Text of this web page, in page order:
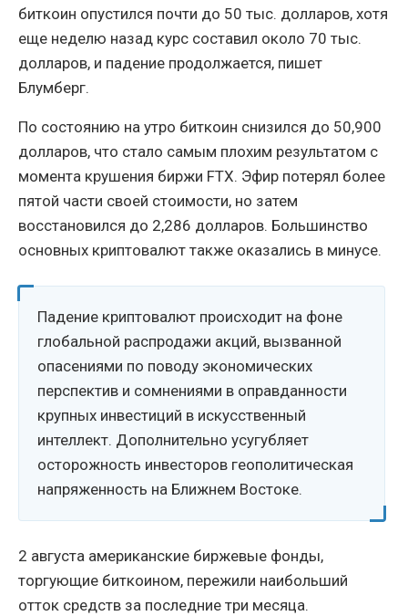
биткоин опустился почти до 50 тыс. долларов, хотя
еще неделю назад курс составил около 70 тыс.
долларов, и падение продолжается, пишет
Блумберг.
По состоянию на утро биткоин снизился до 50,900
долларов, что стало самым плохим результатом с
момента крушения биржи FTX. Эфир потерял более
пятой части своей стоимости, но затем
восстановился до 2,286 долларов. Большинство
основных криптовалют также оказались в минусе.
Падение криптовалют происходит на фоне
глобальной распродажи акций, вызванной
опасениями по поводу экономических
перспектив и сомнениями в оправданности
крупных инвестиций в искусственный
интеллект. Дополнительно усугубляет
осторожность инвесторов геополитическая
напряженность на Ближнем Востоке.
2 августа американские биржевые фонды,
торгующие биткоином, пережили наибольший
отток средств за последние три месяца.